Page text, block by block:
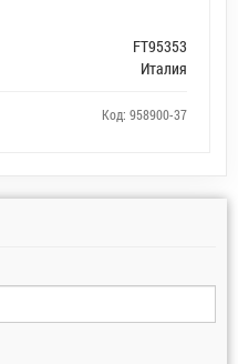
FT95353
Италия
Код: 958900-37